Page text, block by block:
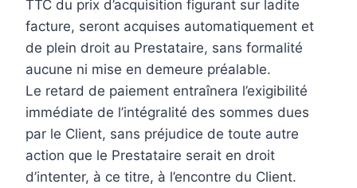
TTC du prix d’acquisition figurant sur ladite
facture, seront acquises automatiquement et
de plein droit au Prestataire, sans formalité
aucune ni mise en demeure préalable.
Le retard de paiement entraînera l’exigibilité
immédiate de l’intégralité des sommes dues
par le Client, sans préjudice de toute autre
action que le Prestataire serait en droit
d’intenter, à ce titre, à l’encontre du Client.